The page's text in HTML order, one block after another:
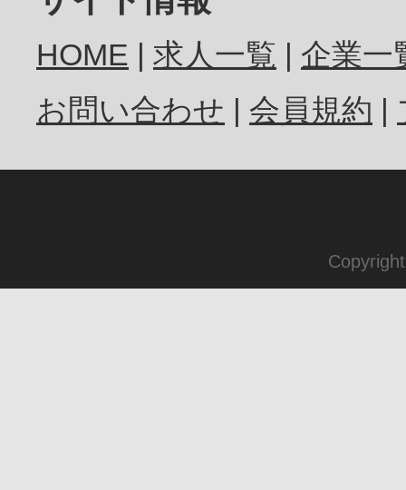
HOME 求人一覧
企業一
お問い合わせ
会員規約